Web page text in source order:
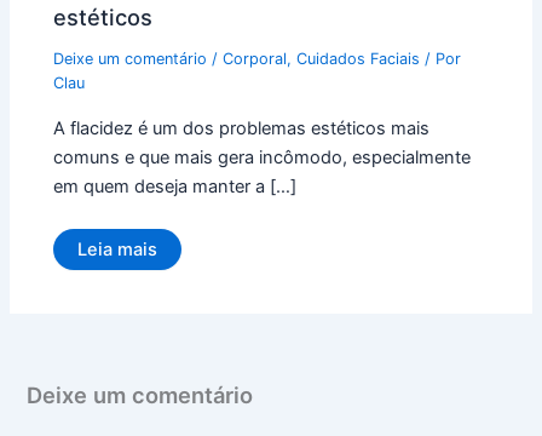
estéticos
Deixe um comentário /Corporal,Cuidados Faciais / Por
Clau
A flacidez é um dos problemas estéticos mais
comuns e que mais gera incômodo, especialmente
em quem deseja manter a […]
Leia mais
Deixe um comentário